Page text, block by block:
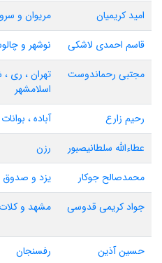
امید کریمیان
مریوان و
قاسم احمدی لاشکی
نوشهر و
مجتبی رحماندوست
تهران ، ری ،
اسلامشهر
رحیم زارع آباده ،
عطاءالله سلطانیصبور
رزن
محمدصالح جوکار
یزد و صدوق
جواد کریمی قدوسی
مشهد و کلات
حسین آذین
رفسنجان